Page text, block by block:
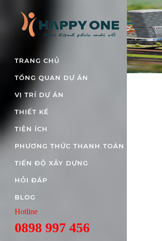
TRANG CHỦ
TỔNG QUAN DỰ ÁN
VỊ TRÍ DỰ ÁN
THIẾT KẾ
TIỆN ÍCH
PHƯƠNG THỨC THANH TOÁN
TIẾN ĐỘ XÂY DỰNG
HỎI ĐÁP
BLOG
Hotline
0898 997 456